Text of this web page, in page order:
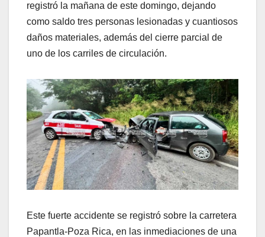
registró la mañana de este domingo, dejando
como saldo tres personas lesionadas y cuantiosos
daños materiales, además del cierre parcial de
uno de los carriles de circulación.
Este fuerte accidente se registró sobre la carretera
Papantla-Poza Rica, en las inmediaciones de una